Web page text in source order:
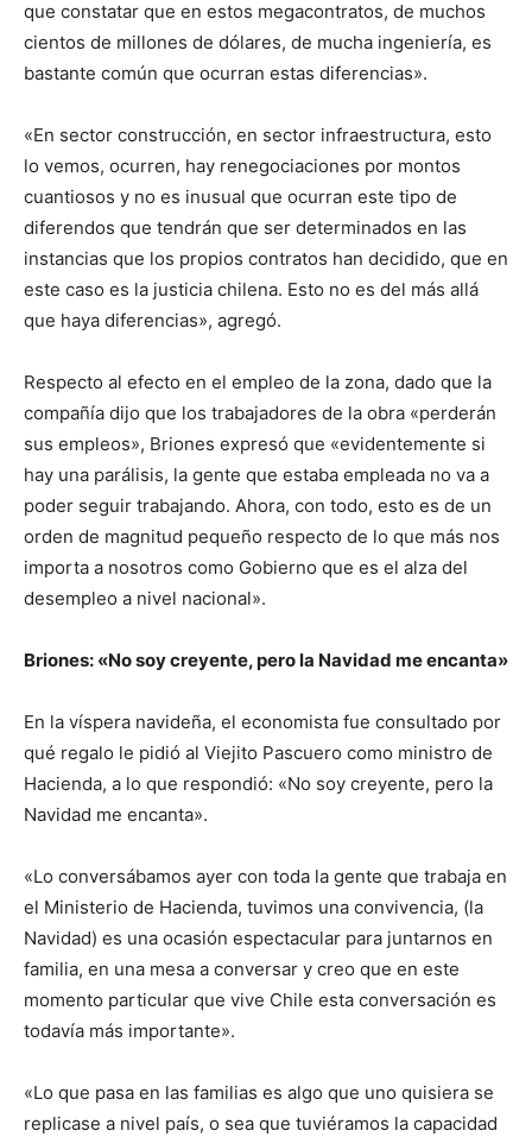
que constatar que en estos megacontratos, de muchos
cientos de millones de dólares, de mucha ingeniería, es
bastante común que ocurran estas diferencias».
«En sector construcción, en sector infraestructura, esto
lo vemos, ocurren, hay renegociaciones por montos
cuantiosos y no es inusual que ocurran este tipo de
diferendos que tendrán que ser determinados en las
instancias que los propios contratos han decidido, que en
este caso es la justicia chilena. Esto no es del más allá
que haya diferencias», agregó.
Respecto al efecto en el empleo de la zona, dado que la
compañía dijo que los trabajadores de la obra «perderán
sus empleos», Briones expresó que «evidentemente si
hay una parálisis, la gente que estaba empleada no va a
poder seguir trabajando. Ahora, con todo, esto es de un
orden de magnitud pequeño respecto de lo que más nos
importa a nosotros como Gobierno que es el alza del
desempleo a nivel nacional».
Briones: «No soy creyente, pero la Navidad me encanta»
En la víspera navideña, el economista fue consultado por
qué regalo le pidió al Viejito Pascuero como ministro de
Hacienda, a lo que respondió: «No soy creyente, pero la
Navidad me encanta».
«Lo conversábamos ayer con toda la gente que trabaja en
el Ministerio de Hacienda, tuvimos una convivencia, (la
Navidad) es una ocasión espectacular para juntarnos en
familia, en una mesa a conversar y creo que en este
momento particular que vive Chile esta conversación es
todavía más importante».
«Lo que pasa en las familias es algo que uno quisiera se
replicase a nivel país, o sea que tuviéramos la capacidad